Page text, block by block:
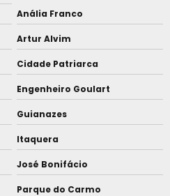
Anália Franco
Artur Alvim
Cidade Patriarca
Engenheiro Goulart
Guianazes
Itaquera
José Bonifácio
Parque do Carmo